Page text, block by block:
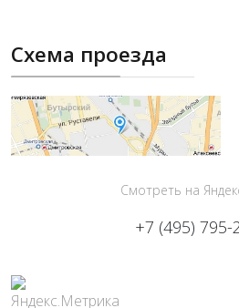
Схема проезда
Смотреть на
+7 (495) 795-